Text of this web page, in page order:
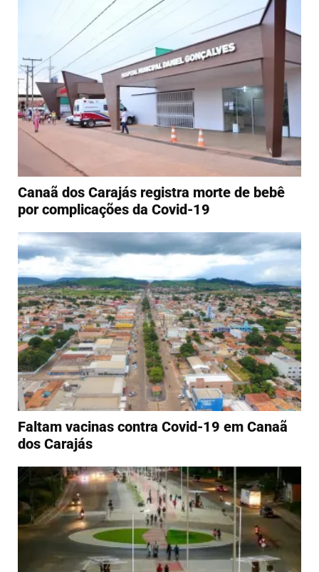
Canaã dos Carajás registra morte de bebê
por complicações da Covid-19
Faltam vacinas contra Covid-19 em Canaã
dos Carajás